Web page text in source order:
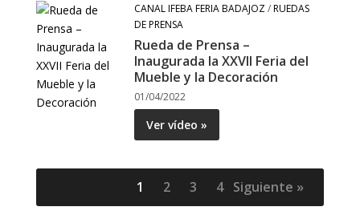
CANAL IFEBA FERIA BADAJOZ/RUEDAS
DE PRENSA
Rueda de Prensa –
Inaugurada la XXVII Feria del
Mueble y la Decoración
01/04/2022
Ver vídeo »
1 2 3 4 Siguiente »